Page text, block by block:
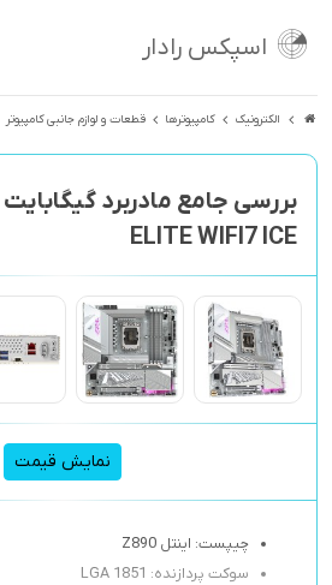
اسپکس رادار
الکترونیک کامپیوترها قطعات و لوازم جانبی کامپیوتر
ELITE WIFI7 ICE
نمایش قیمت
چیپست: اینتل Z890
سوکت پردازنده: LGA 1851